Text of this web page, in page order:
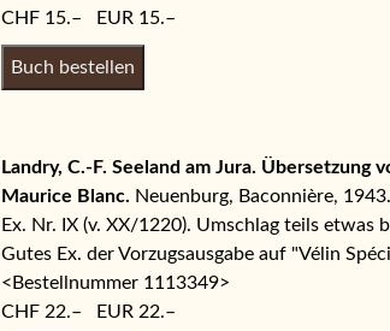
CHF 15.– EUR 15.–
Landry, C.-F. Seeland am Jura.
Maurice Blanc. Neuenburg, Baconnière,
Ex. Nr. IX (v. XX/1220). Umschlag teils etwas
Gutes Ex. der Vorzugsausgabe auf "Vélin
<Bestellnummer 1113349>
CHF 22.– EUR 22.–